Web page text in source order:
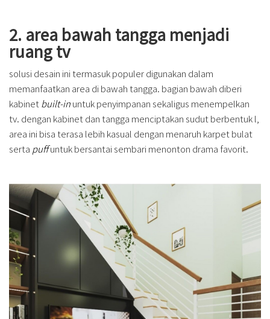
2. area bawah tangga menjadi
ruang tv
solusi desain ini termasuk populer digunakan dalam
memanfaatkan area di bawah tangga. bagian bawah diberi
kabinetbuilt-inuntuk penyimpanan sekaligus menempelkan
tv. dengan kabinet dan tangga menciptakan sudut berbentuk l,
area ini bisa terasa lebih kasual dengan menaruh karpet bulat
serta puffuntuk bersantai sembari menonton drama favorit.